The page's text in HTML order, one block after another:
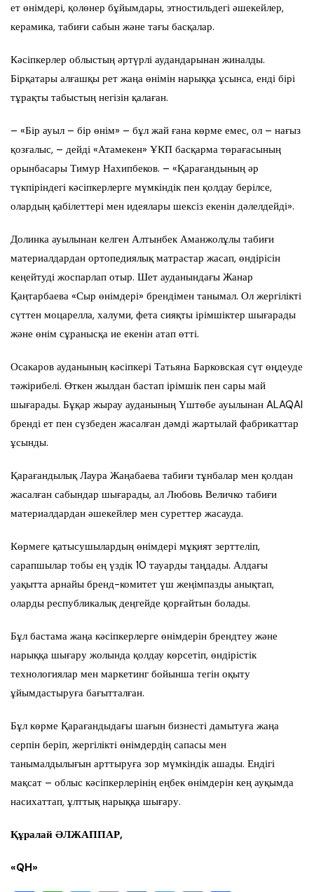
ет өнімдері, қолөнер бұйымдары, этностильдегі әшекейлер,
керамика, табиғи сабын және тағы басқалар.
Кәсіпкерлер облыстың әртүрлі аудандарынан жиналды.
Бірқатары алғашқы рет жаңа өнімін нарыққа ұсынса, енді бірі
тұрақты табыстың негізін қалаған.
– «Бір ауыл – бір өнім» – бұл жай ғана көрме емес, ол – нағыз
қозғалыс, – дейді «Атамекен» ҰКП басқарма төрағасының
орынбасары Тимур Нахипбеков. – «Қарағандының әр
түкпіріндегі кәсіпкерлерге мүмкіндік пен қолдау берілсе,
олардың қабілеттері мен идеялары шексіз екенін дәлелдейді».
Долинка ауылынан келген Алтынбек Аманжолұлы табиғи
материалдардан ортопедиялық матрастар жасап, өндірісін
кеңейтуді жоспарлап отыр. Шет ауданындағы Жанар
Қаңтарбаева «Сыр өнімдері» брендімен танымал. Ол жергілікті
сүттен моцарелла, халуми, фета сияқты ірімшіктер шығарады
және өнім сұранысқа ие екенін атап өтті.
Осакаров ауданының кәсіпкері Татьяна Барковская сүт өңдеуде
тәжірибелі. Өткен жылдан бастап ірімшік пен сары май
шығарады. Бұқар жырау ауданының Үштөбе ауылынан ALAQAI
бренді ет пен сүзбеден жасалған дәмді жартылай фабрикаттар
ұсынды.
Қарағандылық Лаура Жаңабаева табиғи тұнбалар мен қолдан
жасалған сабындар шығарады, ал Любовь Величко табиғи
материалдардан әшекейлер мен суреттер жасауда.
Көрмеге қатысушылардың өнімдері мұқият зерттеліп,
сарапшылар тобы ең үздік 10 тауарды таңдады. Алдағы
уақытта арнайы бренд-комитет үш жеңімпазды анықтап,
оларды республикалық деңгейде қорғайтын болады.
Бұл бастама жаңа кәсіпкерлерге өнімдерін брендтеу және
нарыққа шығару жолында қолдау көрсетіп, өндірістік
технологиялар мен маркетинг бойынша тегін оқыту
ұйымдастыруға бағытталған.
Бұл көрме Қарағандыдағы шағын бизнесті дамытуға жаңа
серпін беріп, жергілікті өнімдердің сапасы мен
танымалдылығын арттыруға зор мүмкіндік ашады. Ендігі
мақсат – облыс кәсіпкерлерінің еңбек өнімдерін кең ауқымда
насихаттап, ұлттық нарыққа шығару.
Құралай ӘЛЖАППАР,
«QH»